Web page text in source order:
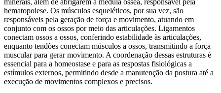
hematopoiese. Os músculos esqueléticos, por sua vez, são
responsáveis pela geração de força e movimento, atuando em
conjunto com os ossos por meio das articulações. Ligamentos
conectam ossos a ossos, conferindo estabilidade às articulações,
enquanto tendões conectam músculos a ossos, transmitindo a força
muscular para gerar movimento. A coordenação dessas estruturas é
essencial para a homeostase e para as respostas fisiológicas a
estímulos externos, permitindo desde a manutenção da postura até a
execução de movimentos complexos e precisos.